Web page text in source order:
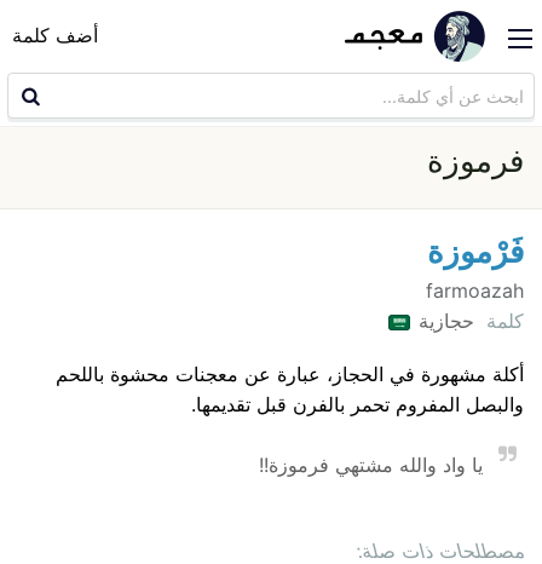
أضف كلمة
فرموزة
فَرْموزة
farmoazah
كلمة حجازية
أكلة مشهورة في الحجاز، عبارة عن معجنات محشوة باللحم
والبصل المفروم تحمر بالفرن قبل تقديمها.
يا واد والله مشتهي فرموزة!!
مصطلحات ذات صلة: